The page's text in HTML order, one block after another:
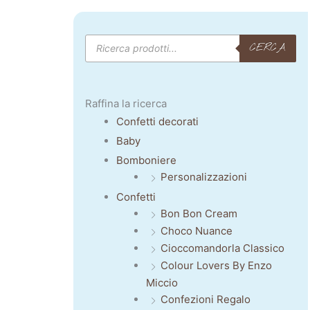
Products
search CERCA
Raffina la ricerca
Confetti decorati
Baby
Bomboniere
Personalizzazioni
Confetti
Bon Bon Cream
Choco Nuance
Cioccomandorla Classico
Colour Lovers By Enzo
Miccio
Confezioni Regalo